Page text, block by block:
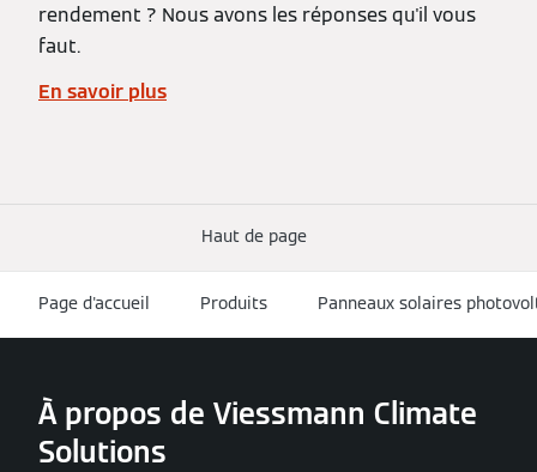
rendement ? Nous avons les réponses qu'il vous
faut.
En savoir plus
Haut de page
Page d'accueil Produits Panneaux solaires
À propos de Viessmann Climate
Solutions